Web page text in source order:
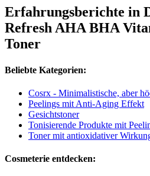
Erfahrungsberichte in
Refresh AHA BHA
Toner
Beliebte Kategorien:
Cosrx - Minimalistische, aber
Peelings mit Anti-Aging Effekt
Gesichtstoner
Tonisierende Produkte mit
Toner mit antioxidativer
Cosmeterie entdecken: